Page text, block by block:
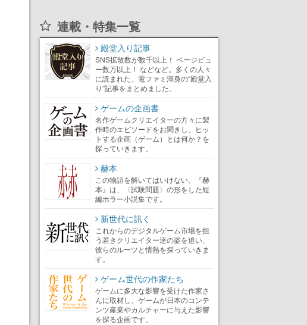
連載・特集一覧
殿堂入り記事
SNS拡散数が数千以上！ ページビュ
ー数万以上！ などなど。多くの人々
に読まれた、電ファミ渾身の“殿堂入
り”記事をまとめました。
ゲームの企画書
名作ゲームクリエイターの方々に製
作時のエピソードをお聞きし、ヒッ
トする企画（ゲーム）とは何か？を
探っていきます。
赫本
この物語を解いてはいけない。『赫
本』は、〈試験問題〉の形をした短
編ホラー小説集です。
新世代に訊く
これからのデジタルゲーム市場を担
う若きクリエイター達の姿を追い、
彼らのルーツと情熱を探っていきま
す。
ゲーム世代の作家たち
ゲームに多大な影響を受けた作家さ
んに取材し、ゲームが日本のコンテ
ンツ産業やカルチャーに与えた影響
を探る企画です。